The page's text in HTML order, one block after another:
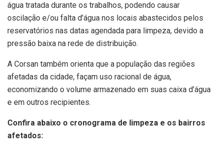
água tratada durante os trabalhos, podendo causar
oscilação e/ou falta d’água nos locais abastecidos pelos
reservatórios nas datas agendada para limpeza, devido a
pressão baixa na rede de distribuição.
A Corsan também orienta que a população das regiões
afetadas da cidade, façam uso racional de água,
economizando o volume armazenado em suas caixa d’água
e em outros recipientes.
Confira abaixo o cronograma de limpeza e os bairros
afetados: